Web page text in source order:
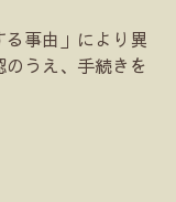
事由」により異
うえ、手続きを